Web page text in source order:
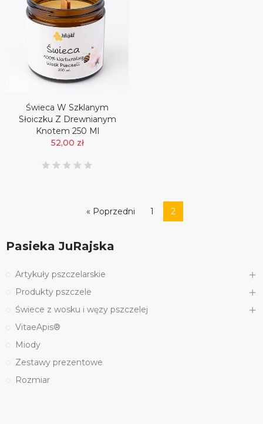
Świeca W Szklanym
Słoiczku Z Drewnianym
Knotem 250 Ml
52,00 zł
« Poprzedni 1 2
Pasieka JuRajska
Artykuły pszczelarskie
Produkty pszczele
Świece z wosku i węzy pszczelej
VitaeApis®
Miody
Zestawy prezentowe
Rozmiar